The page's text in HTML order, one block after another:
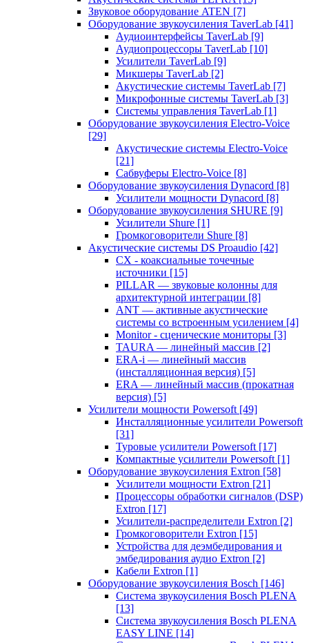
Звуковое оборудование ATEN [7]
Оборудование звукоусиления TaverLab [41]
Аудиоинтерфейсы TaverLab [9]
Аудиопроцессоры TaverLab [10]
Усилители TaverLab [9]
Микшеры TaverLab [2]
Акустические системы TaverLab [7]
Микрофонные системы TaverLab [3]
Системы управления TaverLab [1]
Оборудование звукоусиления Electro-Voice
[29]
Акустические системы Electro-Voice
[21]
Сабвуферы Electro-Voice [8]
Оборудование звукоусиления Dynacord [8]
Усилители мощности Dynacord [8]
Оборудование звукоусиления SHURE [9]
Усилители Shure [1]
Громкоговорители Shure [8]
Акустические системы DS Proaudio [42]
CX - коаксиальные точечные
источники [15]
PILLAR — звуковые колонны для
архитектурной интеграции [8]
ANT — активные акустические
системы со встроенным усилением [4]
Monitor - сценические мониторы [3]
TAURA — линейный массив [2]
ERA-i — линейный массив
(инсталляционная версия) [5]
ERA — линейный массив (прокатная
версия) [5]
Усилители мощности Powersoft [49]
Инсталляционные усилители Powersoft
[31]
Туровые усилители Powersoft [17]
Компактные усилители Powersoft [1]
Оборудование звукоусиления Extron [58]
Усилители мощности Extron [21]
Процессоры обработки сигналов (DSP)
Extron [17]
Усилители-распределители Extron [2]
Громкоговорители Extron [15]
Устройства для деэмбедирования и
эмбедирования аудио Extron [2]
Кабели Extron [1]
Оборудование звукоусиления Bosch [146]
Система звукоусиления Bosch PLENA
[13]
Система звукоусиления Bosch PLENA
EASY LINE [14]